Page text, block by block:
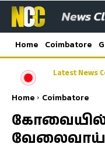
Home Coimbatore
Latest
Home Coimbatore
கோவையில்